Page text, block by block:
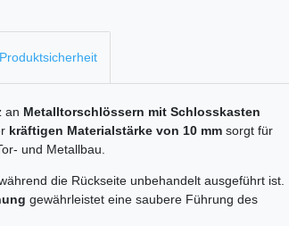
an Metalltorschlössern mit Schlosskasten
kräftigen Materialstärke von 10 mm sorgt für
und Metallbau.
die Rückseite unbehandelt ausgeführt ist.
gewährleistet eine saubere Führung des